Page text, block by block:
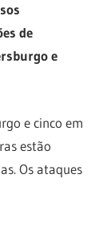
de
e
e cinco em
estão
Os ataques